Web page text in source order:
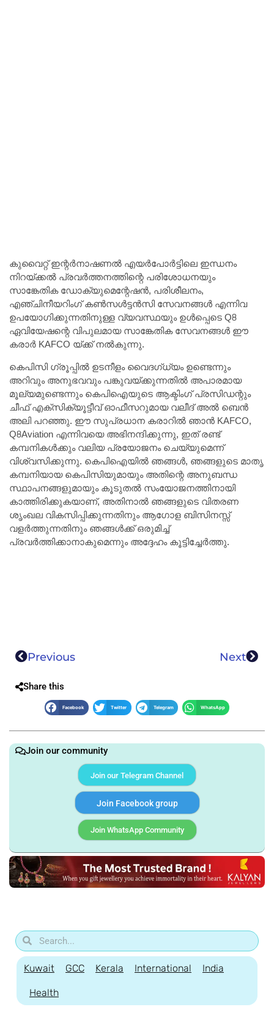
കുവൈറ്റ് ഇന്റർനാഷണൽ എയർപോർട്ടിലെ ഇന്ധനം
നിറയ്ക്കൽ പ്രവർത്തനത്തിന്റെ പരിശോധനയും
സാങ്കേതിക ഡോക്യുമെന്റേഷൻ, പരിശീലനം,
എഞ്ചിനീയറിംഗ് കൺസൾട്ടൻസി സേവനങ്ങൾ എന്നിവ
ഉപയോഗിക്കുന്നതിനുള്ള വ്യവസ്ഥയും ഉൾപ്പെടെ Q8
ഏവിയേഷന്റെ വിപുലമായ സാങ്കേതിക സേവനങ്ങൾ ഈ
കരാർ KAFCO യ്ക്ക് നൽകുന്നു.
കെപിസി ഗ്രൂപ്പിൽ ഉടനീളം വൈദഗ്ധ്യം ഉണ്ടെന്നും
അറിവും അനുഭവവും പങ്കുവയ്ക്കുന്നതിൽ അപാരമായ
മൂല്യമുണ്ടെന്നും കെപിഐയുടെ ആക്ടിംഗ് പ്രസിഡന്റും
ചീഫ് എക്സിക്യൂട്ടീവ് ഓഫീസറുമായ വലീദ് അൽ ബെൻ
അലി പറഞ്ഞു. ഈ സുപ്രധാന കരാറിൽ ഞാൻ KAFCO,
Q8Aviation എന്നിവയെ അഭിനന്ദിക്കുന്നു, ഇത് രണ്ട്
കമ്പനികൾക്കും വലിയ പ്രയോജനം ചെയ്യുമെന്ന്
വിശ്വസിക്കുന്നു. കെ‌പി‌ഐയിൽ ഞങ്ങൾ, ഞങ്ങളുടെ മാതൃ
കമ്പനിയായ കെ‌പി‌സിയുമായും അതിന്റെ അനുബന്ധ
സ്ഥാപനങ്ങളുമായും കൂടുതൽ സംയോജനത്തിനായി
കാത്തിരിക്കുകയാണ്, അതിനാൽ ഞങ്ങളുടെ വിതരണ
ശൃംഖല വികസിപ്പിക്കുന്നതിനും ആഗോള ബിസിനസ്സ്
വളർത്തുന്നതിനും ഞങ്ങൾക്ക് ഒരുമിച്ച്
പ്രവർത്തിക്കാനാകുമെന്നും അദ്ദേഹം കൂട്ടിച്ചേർത്തു.
Previous Next
Share this
Facebook Twitter Telegram WhatsApp
Join our community
Join our Telegram Channel
Join Facebook group
Join WhatsApp Community
Kuwait GCC Kerala International India
Health